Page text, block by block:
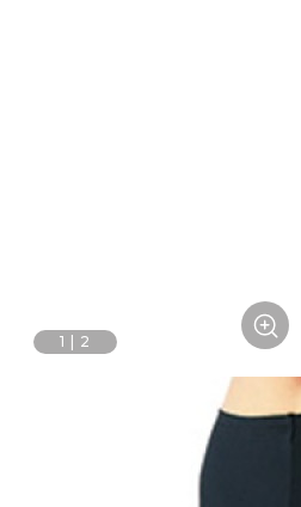
1 2